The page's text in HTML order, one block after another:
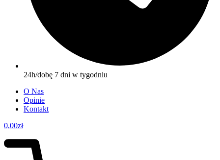
24h/dobę 7 dni w tygodniu
O Nas
Opinie
Kontakt
0,00zł